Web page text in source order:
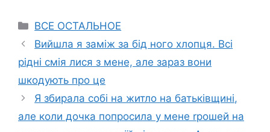
Categories
ВСЕ ОСТАЛЬНОЕ
Вийшла я заміж за бід ного хлопця. Всі
рідні смія лися з мене, але зараз вони
шкодують про це
Я збирала собі на житло на батьківщині,
але коли дочка попросила у мене rрошей на